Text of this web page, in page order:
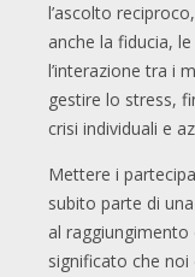
l’ascolto
anche la fiducia,
l’interazione tra i
gestire lo stress,
crisi individuali e
Mettere i
subito parte di
al
significato che